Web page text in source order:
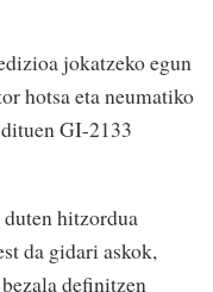
jokatzeko egun
hotsa eta neumatiko
GI-2133
hitzordua
da gidari askok,
definitzen